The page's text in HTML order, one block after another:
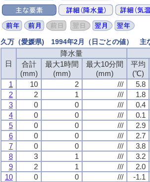
久万（愛媛県) 1994年2月（日ごとの値） 主
日
降水量
合計
(mm)
最大1時間
(mm)
最大10分間
(mm)
平均
(℃)
1
10 2 /// 5.8
2
2 1 /// 1.8
3
0 0 /// 0.4
4
0 0 /// 0.1
5
0 0 /// 2.9
6
0 0 /// 2.7
7
0 0 /// 3.8
8
3 1 /// 3.2
9
2 1 /// 2.0
10
0 0 /// -1.1
日
降水量
合計
(mm)
最大1時間
(mm)
最大10分間
(mm)
平均
(℃)
1
10 2 /// 5.8
2
2 1 /// 1.8
3
0 0 /// 0.4
4
0 0 /// 0.1
5
0 0 /// 2.9
6
0 0 /// 2.7
7
0 0 /// 3.8
8
3 1 /// 3.2
9
2 1 /// 2.0
10
0 0 /// -1.1
日
降水量
合計
(mm)
最大1時間
(mm)
最大10分間
(mm)
平均
(℃)
1
10 2 /// 5.8
2
2 1 /// 1.8
3
0 0 /// 0.4
4
0 0 /// 0.1
5
0 0 /// 2.9
6
0 0 /// 2.7
7
0 0 /// 3.8
8
3 1 /// 3.2
9
2 1 /// 2.0
10
0 0 /// -1.1
日
降水量
合計
(mm)
最大1時間
(mm)
最大10分間
(mm)
平均
(℃)
1
10 2 /// 5.8
2
2 1 /// 1.8
3
0 0 /// 0.4
4
0 0 /// 0.1
5
0 0 /// 2.9
6
0 0 /// 2.7
7
0 0 /// 3.8
8
3 1 /// 3.2
9
2 1 /// 2.0
10
0 0 /// -1.1